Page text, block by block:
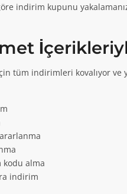
kodu fırsatını keşfet!
üzerinde dönemsel olarak
Oku
indirim kupunu
tüm indirimleri kovalıyor ve
kodu alma
indirim